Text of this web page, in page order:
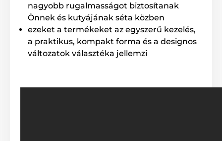
A Reedog kutyapóráz speciális zsinórja soha nem
gabalyodik össze és nem akad be. A zsinór nagy
szakítószilárdságú anyagból készült. Ejtőernyők
gyártásához használják, melynek köszönhetően
kiemelkedő teherbírása.
nagyobb rugalmasságot biztosítanak
Önnek és kutyájának séta közben
ezeket a termékeket az egyszerű kezelés,
a praktikus, kompakt forma és a designos
változatok választéka jellemzi